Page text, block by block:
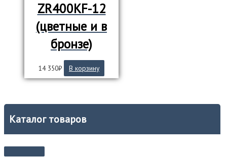
Каталог товаров
ZR400KF-12
(цветные и в
бронзе)
14 350₽ В корзину